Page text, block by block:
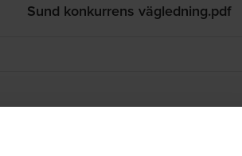
Sund konkurrens vägledning.pdf